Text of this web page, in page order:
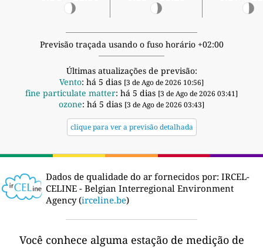
Previsão traçada usando o fuso horário +02:00
Últimas atualizações de previsão:
Vento: há 5 dias [3 de Ago de 2026 10:56]
fine particulate matter: há 5 dias [3 de Ago de 2026 03:41]
ozone: há 5 dias [3 de Ago de 2026 03:43]
clique para ver a previsão detalhada
Dados de qualidade do ar fornecidos por: IRCEL-
CELINE - Belgian Interregional Environment
Agency (irceline.be)
Você conhece alguma estação de medição de